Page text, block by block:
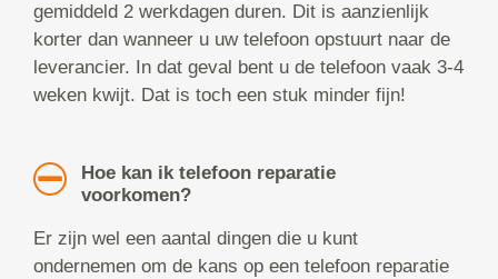
gemiddeld 2 werkdagen duren. Dit is aanzienlijk
korter dan wanneer u uw telefoon opstuurt naar de
leverancier. In dat geval bent u de telefoon vaak 3-4
weken kwijt. Dat is toch een stuk minder fijn!
Hoe kan ik telefoon reparatie
voorkomen?
Er zijn wel een aantal dingen die u kunt
ondernemen om de kans op een telefoon reparatie